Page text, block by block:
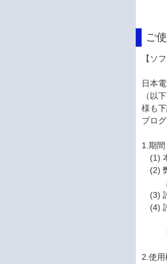
ご
【ソ
日本
（以
様も
プロ
1.期間
(1)
(2)
(3)
(4)
2.使用